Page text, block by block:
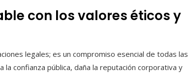
con los valores éticos y
legales; es un compromiso esencial de todas las
la confianza pública, daña la reputación corporativa y